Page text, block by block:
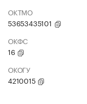
ОКТМО
53653435101
ОКФС
16
ОКОГУ
4210015